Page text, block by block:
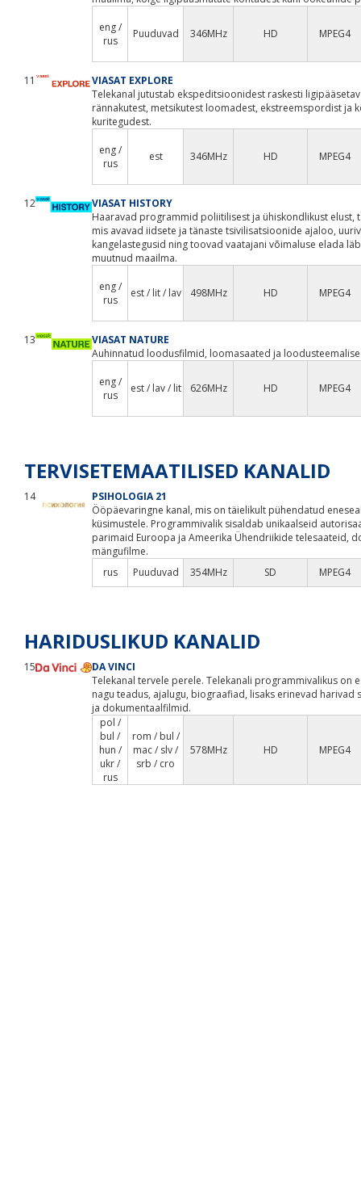
eng /
rus
Puuduvad 346MHz HD MPEG4
11
VIASAT EXPLORE
Telekanal jutustab ekspeditsioonidest raskesti
rännakutest, metsikutest loomadest, ekstreemspordist ja
kuritegudest.
eng /
rus
est 346MHz HD MPEG4
12
VIASAT HISTORY
Haaravad programmid poliitilisest ja ühiskondlikust elust,
mis avavad iidsete ja tänaste tsivilisatsioonide ajaloo,
kangelastegusid ning toovad vaatajani võimaluse elada
muutnud maailma.
eng /
rus
est / lit / lav 498MHz HD MPEG4
13
VIASAT NATURE
Auhinnatud loodusfilmid, loomasaated ja
eng /
rus
est / lav / lit 626MHz HD MPEG4
TERVISETEMAATILISED KANALID
14
PSIHOLOGIA 21
Ööpäevaringne kanal, mis on täielikult pühendatud
küsimustele. Programmivalik sisaldab unikaalseid
parimaid Euroopa ja Ameerika Ühendriikide telesaateid,
mängufilme.
rus
Puuduvad 354MHz SD MPEG4
HARIDUSLIKUD KANALID
15
DA VINCI
Telekanal tervele perele. Telekanali programmivalikus on
nagu teadus, ajalugu, biograafiad, lisaks erinevad harivad
ja dokumentaalfilmid.
pol /
bul /
hun /
ukr /
rus
rom / bul /
mac / slv /
srb / cro
578MHz HD MPEG4